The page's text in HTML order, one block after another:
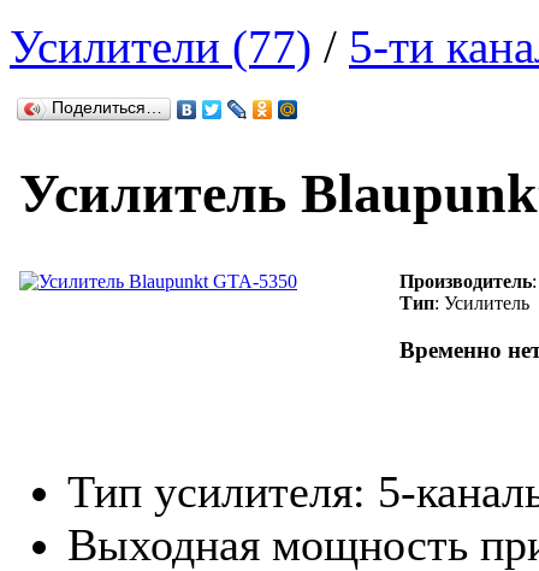
Усилители (77) / 5-ти
Поделиться…
Усилитель
Производитель
Тип: Усилитель
Временно
Тип усилителя: 5-
Выходная мощность